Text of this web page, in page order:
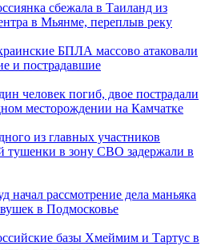
сбежала в Таиланд из
в Мьянме, переплыв реку
БПЛА массово атаковали
и пострадавшие
человек погиб, двое пострадали
месторождении на Камчатке
из главных участников
тушенки в зону СВО задержали в
начал рассмотрение дела маньяка
в Подмосковье
базы Хмеймим и Тартус в